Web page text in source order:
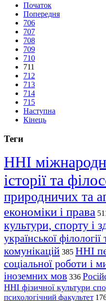
Початок
Попередня
706
707
708
709
710
711
712
713
714
715
Наступна
Кінець
Теги
ННІ
історії та
природничих та
економіки і права
культури, спорту і
української
комунікацій 385 ННІ
соціальної роботи і
іноземних мов 336
ННІ фізичної культури
психологічний факультет